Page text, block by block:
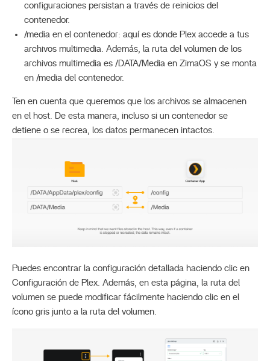
configuraciones persistan a través de reinicios del
contenedor.
/media en el contenedor: aquí es donde Plex accede a tus
archivos multimedia. Además, la ruta del volumen de los
archivos multimedia es /DATA/Media en ZimaOS y se monta
en /media del contenedor.
Ten en cuenta que queremos que los archivos se almacenen
en el host. De esta manera, incluso si un contenedor se
detiene o se recrea, los datos permanecen intactos.
Puedes encontrar la configuración detallada haciendo clic en
Configuración de Plex. Además, en esta página, la ruta del
volumen se puede modificar fácilmente haciendo clic en el
ícono gris junto a la ruta del volumen.